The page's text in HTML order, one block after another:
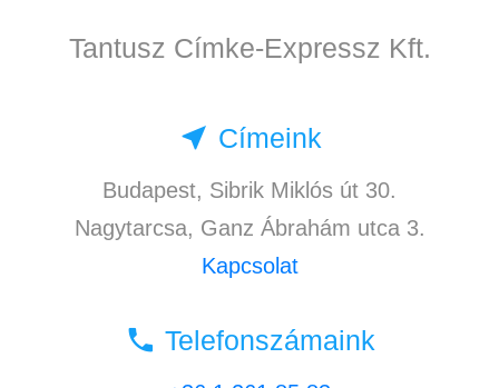
Tantusz Címke-Expressz Kft.
near_me Címeink
Budapest, Sibrik Miklós út 30.
Nagytarcsa, Ganz Ábrahám utca 3.
Kapcsolat
local_phone Telefonszámaink